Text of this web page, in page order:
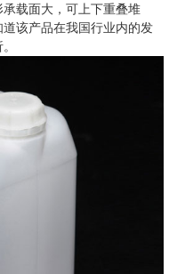
载面大，可上下重叠堆
该产品在我国行业内的发